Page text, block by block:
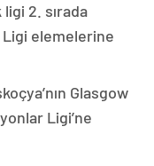
2. sırada
Ligi elemelerine
Glasgow
Ligi’ne